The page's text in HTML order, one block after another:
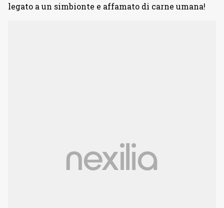
legato a un simbionte e affamato di carne umana!